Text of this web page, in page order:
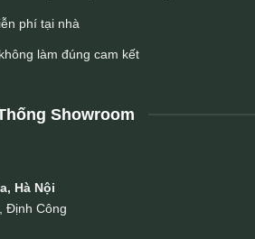
phí tại nhà
làm đúng cam kết
Showroom
Hà Nội
Định Công